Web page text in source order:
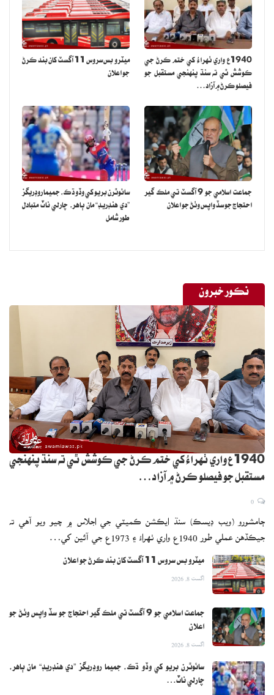
1940ع واري ٺهراءُ کي ختم ڪرڻ جي
ڪوشش ٿي ته سنڌ پنهنجي مستقبل جو
فيصلو ڪرڻ ۾ آزاد…
ميٽرو بس سروس 11 آگسٽ کان بند ڪرڻ
جو اعلان
جماعت اسلامي جو 9 آگسٽ تي ملڪ گير
احتجاج جو سڏ واپس وٺڻ جو اعلان
سائوٿرن بريو کي وڏو ڌڪ، جميما روڊريگز
”دي هنڊريڊ“ مان ٻاهر، چارلي ناٽ متبادل
طور شامل
نڪور خبرون
1940ع واري ٺهراءُ کي ختم ڪرڻ جي ڪوشش ٿي ته سنڌ پنهنجي
مستقبل جو فيصلو ڪرڻ ۾ آزاد…
ڄامشورو (ويب ڊيسڪ) سنڌ ايڪشن ڪميٽي جي اجلاس ۾ چيو ويو آهي ته
جيڪڏهن عملي طور 1940ع واري ٺهراءُ ۽ 1973ع جي آئين کي…
ميٽرو بس سروس 11 آگسٽ کان بند ڪرڻ جو اعلان
اگست 8, 2026
جماعت اسلامي جو 9 آگسٽ تي ملڪ گير احتجاج جو سڏ واپس وٺڻ جو
اعلان
اگست 8, 2026
سائوٿرن بريو کي وڏو ڌڪ، جميما روڊريگز ”دي هنڊريڊ“ مان ٻاهر،
چارلي ناٽ…